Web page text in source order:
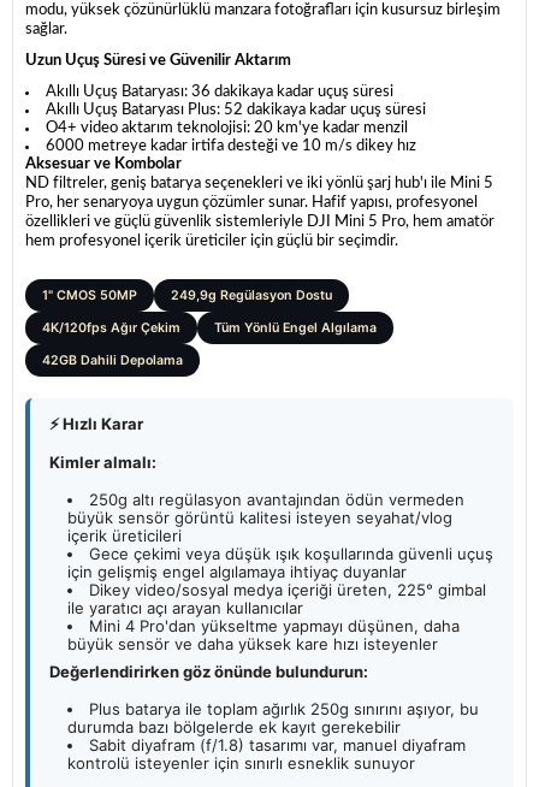
modu, yüksek çözünürlüklü manzara fotoğrafları için kusursuz birleşim
sağlar.
Uzun Uçuş Süresi ve Güvenilir Aktarım
Akıllı Uçuş Bataryası: 36 dakikaya kadar uçuş süresi
Akıllı Uçuş Bataryası Plus: 52 dakikaya kadar uçuş süresi
O4+ video aktarım teknolojisi: 20 km'ye kadar menzil
6000 metreye kadar irtifa desteği ve 10 m/s dikey hız
Aksesuar ve Kombolar
ND filtreler, geniş batarya seçenekleri ve iki yönlü şarj hub'ı ile Mini 5
Pro, her senaryoya uygun çözümler sunar. Hafif yapısı, profesyonel
özellikleri ve güçlü güvenlik sistemleriyle DJI Mini 5 Pro, hem amatör
hem profesyonel içerik üreticiler için güçlü bir seçimdir.
1" CMOS 50MP 249,9g Regülasyon Dostu
4K/120fps Ağır Çekim Tüm Yönlü Engel Algılama
42GB Dahili Depolama
⚡ Hızlı Karar
Kimler almalı:
250g altı regülasyon avantajından ödün vermeden
büyük sensör görüntü kalitesi isteyen seyahat/vlog
içerik üreticileri
Gece çekimi veya düşük ışık koşullarında güvenli uçuş
için gelişmiş engel algılamaya ihtiyaç duyanlar
Dikey video/sosyal medya içeriği üreten, 225° gimbal
ile yaratıcı açı arayan kullanıcılar
Mini 4 Pro'dan yükseltme yapmayı düşünen, daha
büyük sensör ve daha yüksek kare hızı isteyenler
Değerlendirirken göz önünde bulundurun:
Plus batarya ile toplam ağırlık 250g sınırını aşıyor, bu
durumda bazı bölgelerde ek kayıt gerekebilir
Sabit diyafram (f/1.8) tasarımı var, manuel diyafram
kontrolü isteyenler için sınırlı esneklik sunuyor